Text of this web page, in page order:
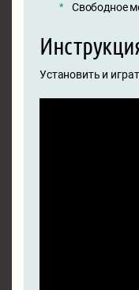
Свободное
Установить и